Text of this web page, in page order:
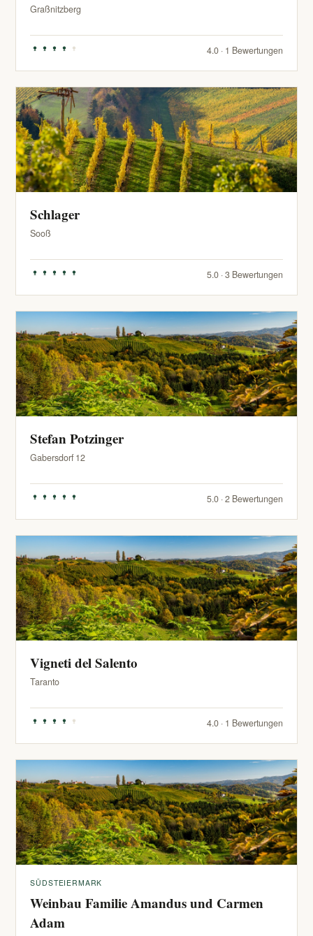
Graßnitzberg
4.0 · 1 Bewertungen
Schlager
Sooß
5.0 · 3 Bewertungen
Stefan Potzinger
Gabersdorf 12
5.0 · 2 Bewertungen
Vigneti del Salento
Taranto
4.0 · 1 Bewertungen
SÜDSTEIERMARK
Weinbau Familie Amandus und Carmen
Adam